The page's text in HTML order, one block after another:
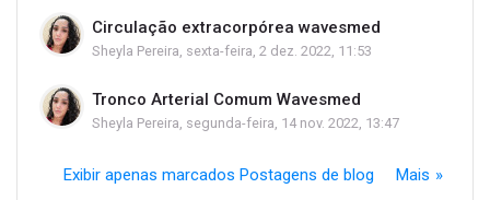
Circulação extracorpórea wavesmed
Sheyla Pereira, sexta-feira, 2 dez. 2022, 11:53
Tronco Arterial Comum Wavesmed
Sheyla Pereira, segunda-feira, 14 nov. 2022, 13:47
Mais
Exibir apenas marcados Postagens de blog